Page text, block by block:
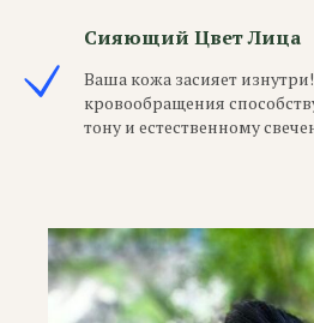
Сияющий Цвет Лица
Ваша кожа засияет
кровообращения
тону и естественному